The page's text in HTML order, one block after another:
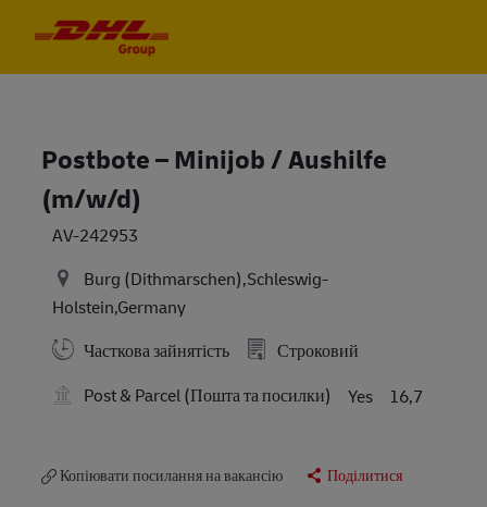
Postbote – Minijob / Aushilfe
(m/w/d)
AV-242953
Burg (Dithmarschen),Schleswig-
Holstein,Germany
Часткова зайнятість
Строковий
Post & Parcel (Пошта та посилки)
Yes 16,7
Копіювати посилання на вакансію Поділитися